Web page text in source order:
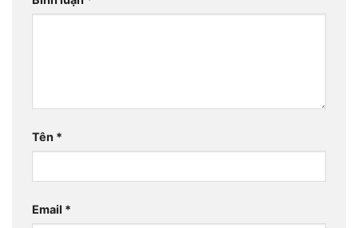
Tên *
Email *